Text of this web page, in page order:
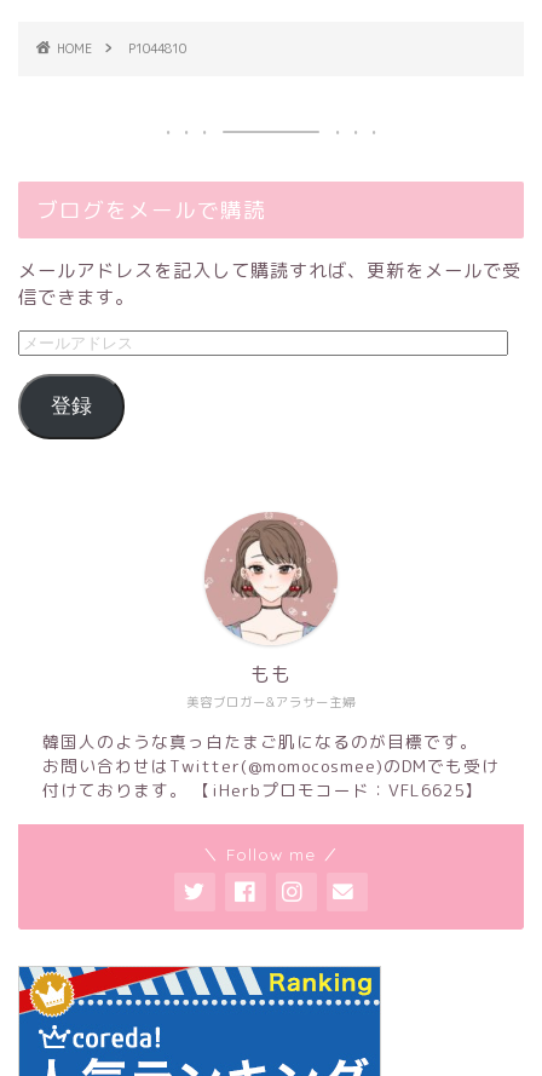
HOME P1044810
ブログをメールで購読
メールアドレスを記入して購読すれば、更新をメールで受
信できます。
登録
美容ブロガー&アラサー主婦
もも
韓国人のような真っ白たまご肌になるのが目標です。
お問い合わせはTwitter(@momocosmee)のDMでも受け
付けております。 【iHerbプロモコード：VFL6625】
＼ Follow me ／